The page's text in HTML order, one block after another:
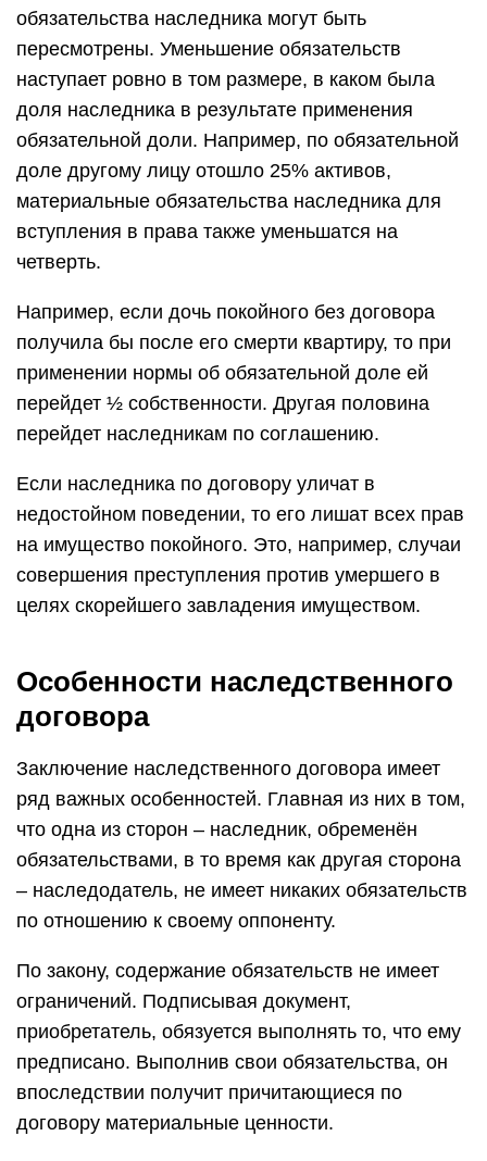
обязательства наследника могут быть
пересмотрены. Уменьшение обязательств
наступает ровно в том размере, в каком была
доля наследника в результате применения
обязательной доли. Например, по обязательной
доле другому лицу отошло 25% активов,
материальные обязательства наследника для
вступления в права также уменьшатся на
четверть.
Например, если дочь покойного без договора
получила бы после его смерти квартиру, то при
применении нормы об обязательной доле ей
перейдет ½ собственности. Другая половина
перейдет наследникам по соглашению.
Если наследника по договору уличат в
недостойном поведении, то его лишат всех прав
на имущество покойного. Это, например, случаи
совершения преступления против умершего в
целях скорейшего завладения имуществом.
Особенности наследственного
договора
Заключение наследственного договора имеет
ряд важных особенностей. Главная из них в том,
что одна из сторон – наследник, обременён
обязательствами, в то время как другая сторона
– наследодатель, не имеет никаких обязательств
по отношению к своему оппоненту.
По закону, содержание обязательств не имеет
ограничений. Подписывая документ,
приобретатель, обязуется выполнять то, что ему
предписано. Выполнив свои обязательства, он
впоследствии получит причитающиеся по
договору материальные ценности.